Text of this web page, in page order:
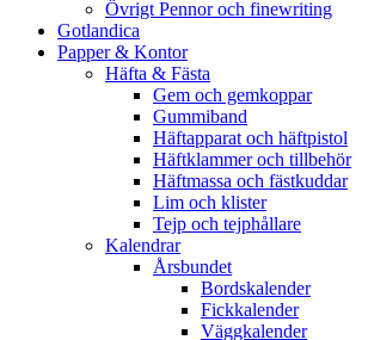
Övrigt Pennor och finewriting
Gotlandica
Papper & Kontor
Häfta & Fästa
Gem och gemkoppar
Gummiband
Häftapparat och häftpistol
Häftklammer och tillbehör
Häftmassa och fästkuddar
Lim och klister
Tejp och tejphållare
Kalendrar
Årsbundet
Bordskalender
Fickkalender
Väggkalender